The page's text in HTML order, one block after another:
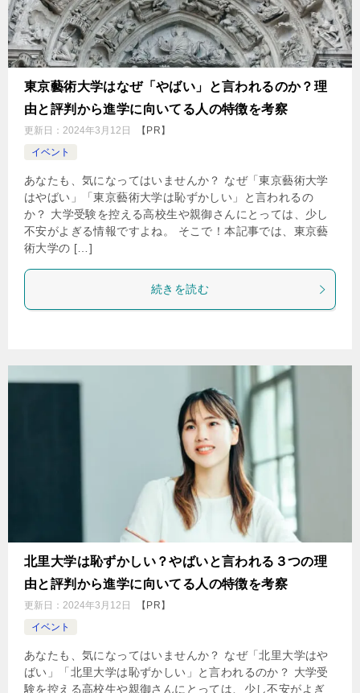
東京藝術大学はなぜ「やばい」と言われるのか？理
由と評判から進学に向いてる人の特徴を考察
更新日： 2024年3月12日
イベント
【PR】
あなたも、気になってはいませんか？ なぜ「東京藝術大学
はやばい」「東京藝術大学は恥ずかしい」と言われるの
か？ 大学受験を控える高校生や親御さんにとっては、少し
不安がよぎる情報ですよね。 そこで！本記事では、東京藝
術大学の […]
続きを読む
北里大学は恥ずかしい？やばいと言われる３つの理
由と評判から進学に向いてる人の特徴を考察
更新日： 2024年3月12日
イベント
【PR】
あなたも、気になってはいませんか？ なぜ「北里大学はや
ばい」「北里大学は恥ずかしい」と言われるのか？ 大学受
験を控える高校生や親御さんにとっては、少し不安がよぎ